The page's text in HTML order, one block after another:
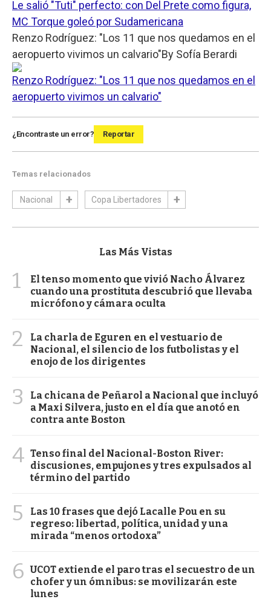
Le salió "Tuti" perfecto: con Del Prete como figura,
MC Torque goleó por Sudamericana
Renzo Rodríguez: "Los 11 que nos quedamos en el
aeropuerto vivimos un calvario"By Sofía Berardi
Renzo Rodríguez: "Los 11 que nos quedamos en el
aeropuerto vivimos un calvario"
¿Encontraste un error? Reportar
Temas relacionados
Nacional Copa Libertadores
Las Más Vistas
1
El tenso momento que vivió Nacho Álvarez
cuando una prostituta descubrió que llevaba
micrófono y cámara oculta
2
La charla de Eguren en el vestuario de
Nacional, el silencio de los futbolistas y el
enojo de los dirigentes
3
La chicana de Peñarol a Nacional que incluyó
a Maxi Silvera, justo en el día que anotó en
contra ante Boston
4 Tenso final del Nacional-Boston River:
discusiones, empujones y tres expulsados al
término del partido
5
Las 10 frases que dejó Lacalle Pou en su
regreso: libertad, política, unidad y una
mirada “menos ortodoxa”
6 UCOT extiende el paro tras el secuestro de un
chofer y un ómnibus: se movilizarán este
lunes